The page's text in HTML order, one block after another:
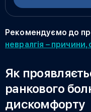
Рекомендуємо до
невралгія –
Як
ранкового
дискомфорту